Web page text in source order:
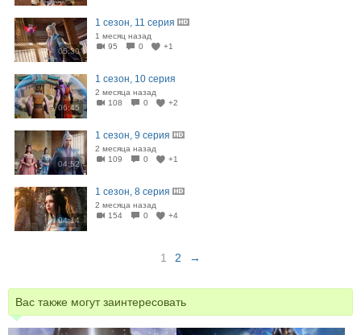
05:39
1 сезон, 11 серия
1 месяц назад
95
0 +1
06:45
1 сезон, 10 серия
2 месяца назад
108
0 +2
04:52
1 сезон, 9 серия
2 месяца назад
109
0 +1
04:14
1 сезон, 8 серия
2 месяца назад
154
0 +4
1 2 →
Вас также могут заинтересовать